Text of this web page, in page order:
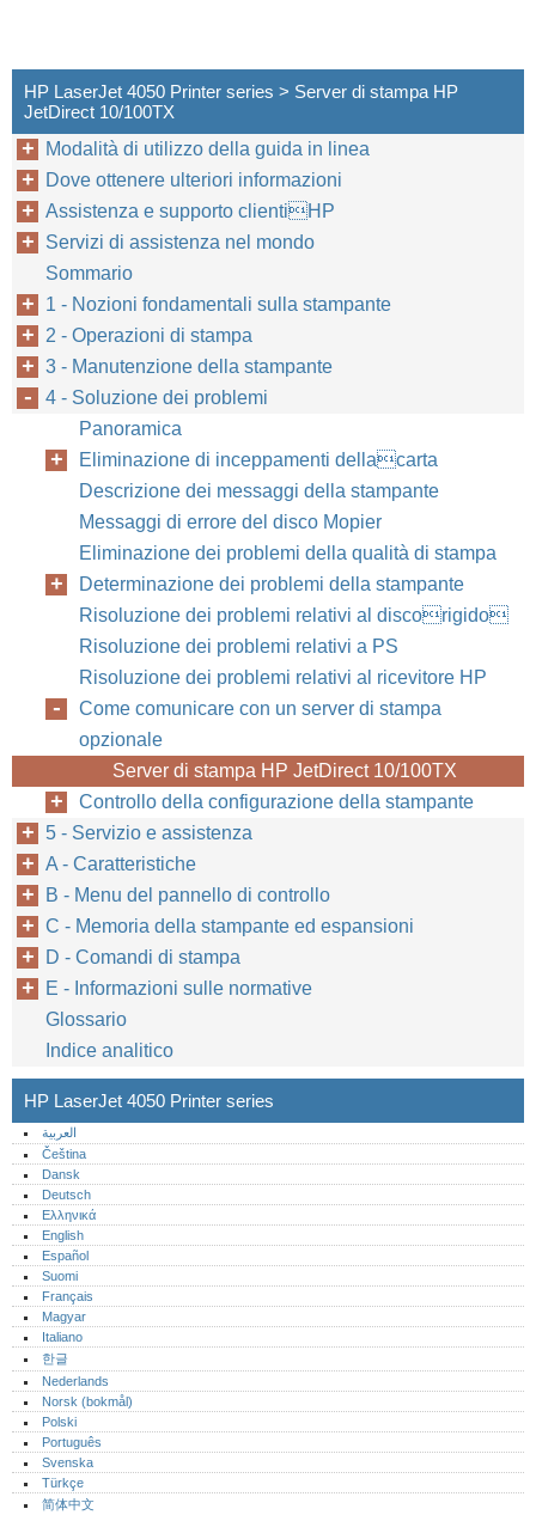
Capitolo 4: Soluzione dei problemi
HP LaserJet 4050 Printer series > Server di stampa HP
JetDirect 10/100TX
Modalità di utilizzo della guida in linea
Dove ottenere ulteriori informazioni
Assistenza e supporto clientiHP
Servizi di assistenza nel mondo
Sommario
1 - Nozioni fondamentali sulla stampante
2 - Operazioni di stampa
3 - Manutenzione della stampante
4 - Soluzione dei problemi
Panoramica
Eliminazione di inceppamenti dellacarta
Descrizione dei messaggi della stampante
Messaggi di errore del disco Mopier
Eliminazione dei problemi della qualità di stampa
Determinazione dei problemi della stampante
Risoluzione dei problemi relativi al discorigido
Risoluzione dei problemi relativi a PS
Risoluzione dei problemi relativi al ricevitore HP
Come comunicare con un server di stampa
opzionale
Server di stampa HP JetDirect 10/100TX
Controllo della configurazione della stampante
5 - Servizio e assistenza
A - Caratteristiche
B - Menu del pannello di controllo
C - Memoria della stampante ed espansioni
D - Comandi di stampa
E - Informazioni sulle normative
Glossario
Indice analitico
HP LaserJet 4050 Printer series
العربية
Čeština
Dansk
Deutsch
Ελληνικά
English
Español
Suomi
Français
Magyar
Italiano
한글
Nederlands
Norsk (bokmål)‎
Polski
Português‎
Svenska
Türkçe
简体中文